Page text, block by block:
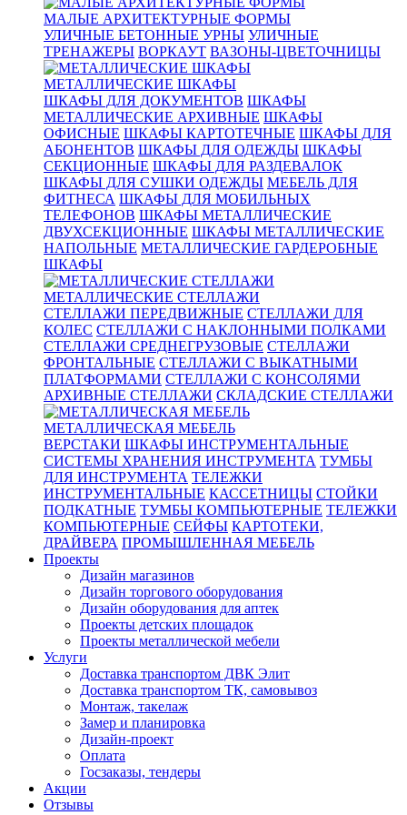
МАЛЫЕ АРХИТЕКТУРНЫЕ ФОРМЫ
УЛИЧНЫЕ БЕТОННЫЕ УРНЫ УЛИЧНЫЕ
ТРЕНАЖЕРЫ ВОРКАУТ ВАЗОНЫ-ЦВЕТОЧНИЦЫ
МЕТАЛЛИЧЕСКИЕ ШКАФЫ
ШКАФЫ ДЛЯ ДОКУМЕНТОВ ШКАФЫ
МЕТАЛЛИЧЕСКИЕ АРХИВНЫЕ ШКАФЫ
ОФИСНЫЕ ШКАФЫ КАРТОТЕЧНЫЕ ШКАФЫ ДЛЯ
АБОНЕНТОВ ШКАФЫ ДЛЯ ОДЕЖДЫ ШКАФЫ
СЕКЦИОННЫЕ ШКАФЫ ДЛЯ РАЗДЕВАЛОК
ШКАФЫ ДЛЯ СУШКИ ОДЕЖДЫ МЕБЕЛЬ ДЛЯ
ФИТНЕСА ШКАФЫ ДЛЯ МОБИЛЬНЫХ
ТЕЛЕФОНОВ ШКАФЫ МЕТАЛЛИЧЕСКИЕ
ДВУХСЕКЦИОННЫЕ ШКАФЫ МЕТАЛЛИЧЕСКИЕ
НАПОЛЬНЫЕ МЕТАЛЛИЧЕСКИЕ ГАРДЕРОБНЫЕ
ШКАФЫ
МЕТАЛЛИЧЕСКИЕ СТЕЛЛАЖИ
СТЕЛЛАЖИ ПЕРЕДВИЖНЫЕ СТЕЛЛАЖИ ДЛЯ
КОЛЕС СТЕЛЛАЖИ С НАКЛОННЫМИ ПОЛКАМИ
СТЕЛЛАЖИ СРЕДНЕГРУЗОВЫЕ СТЕЛЛАЖИ
ФРОНТАЛЬНЫЕ СТЕЛЛАЖИ С ВЫКАТНЫМИ
ПЛАТФОРМАМИ СТЕЛЛАЖИ С КОНСОЛЯМИ
АРХИВНЫЕ СТЕЛЛАЖИ СКЛАДСКИЕ СТЕЛЛАЖИ
МЕТАЛЛИЧЕСКАЯ МЕБЕЛЬ
ВЕРСТАКИ ШКАФЫ ИНСТРУМЕНТАЛЬНЫЕ
СИСТЕМЫ ХРАНЕНИЯ ИНСТРУМЕНТА ТУМБЫ
ДЛЯ ИНСТРУМЕНТА ТЕЛЕЖКИ
ИНСТРУМЕНТАЛЬНЫЕ КАССЕТНИЦЫ СТОЙКИ
ПОДКАТНЫЕ ТУМБЫ КОМПЬЮТЕРНЫЕ ТЕЛЕЖКИ
КОМПЬЮТЕРНЫЕ СЕЙФЫ КАРТОТЕКИ,
ДРАЙВЕРА ПРОМЫШЛЕННАЯ МЕБЕЛЬ
Проекты
Дизайн магазинов
Дизайн торгового оборудования
Дизайн оборудования для аптек
Проекты детских площадок
Проекты металлической мебели
Услуги
Доставка транспортом ДВК Элит
Доставка транспортом ТК, самовывоз
Монтаж, такелаж
Замер и планировка
Дизайн-проект
Оплата
Госзаказы, тендеры
Акции
Отзывы